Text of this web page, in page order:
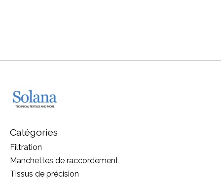
Catégories
Filtration
Manchettes de raccordement
Tissus de précision